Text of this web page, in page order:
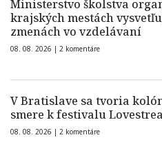
Ministerstvo školstva
krajských mestách
zmenách vo vzdelávaní
08. 08. 2026 | 2 komentáre
V Bratislave sa tvoria
smere k festivalu
08. 08. 2026 | 2 komentáre